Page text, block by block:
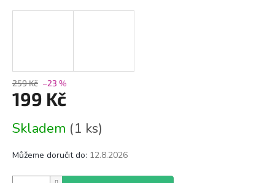
259 Kč –23 %
199 Kč
cena:
Skladem (1 ks)
Můžeme doručit do: 12.8.2026